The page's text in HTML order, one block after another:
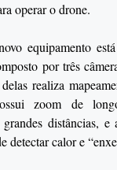
operar o drone.
equipamento
por três
realiza
zoom de
distâncias,
detectar calor e